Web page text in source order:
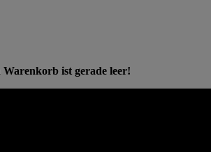
Warenkorb ist gerade leer!